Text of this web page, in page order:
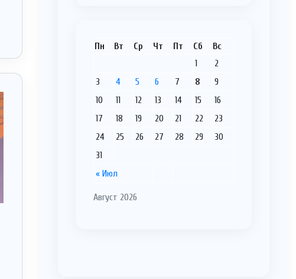
Август 2026
Пн Вт Ср Чт Пт Сб Вс
« Июл
1
2
3
4 5 6 7 8
9
10
11 12 13 14 15
16
17
18 19 20 21 22
23
24
25 26 27 28 29
30
31